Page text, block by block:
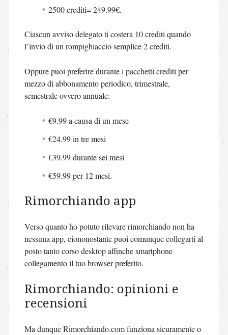
2500 crediti= 249.99€.
Ciascun avviso delegato ti costera 10 crediti quando
l’invio di un rompighiaccio semplice 2 crediti.
Oppure puoi preferire durante i pacchetti crediti per
mezzo di abbonamento periodico, trimestrale,
semestrale ovvero annuale:
€9.99 a causa di un mese
€24.99 in tre mesi
€39.99 durante sei mesi
€59.99 per 12 mesi.
Rimorchiando app
Verso quanto ho potuto rilevare rimorchiando non ha
nessuna app, ciononostante puoi comunque collegarti al
posto tanto corso desktop affinche smartphone
collegamento il tuo browser preferito.
Rimorchiando: opinioni e
recensioni
Ma dunque Rimorchiando.com funziona sicuramente o